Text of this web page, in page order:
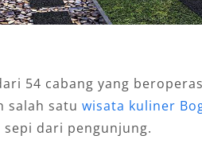
54 cabang yang
salah satu wisata kuliner
dari pengunjung.